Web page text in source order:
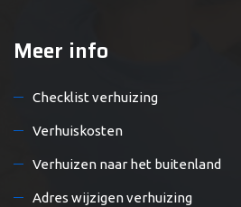
Meer info
Checklist verhuizing
Verhuiskosten
Verhuizen naar het buitenland
Adres wijzigen verhuizing